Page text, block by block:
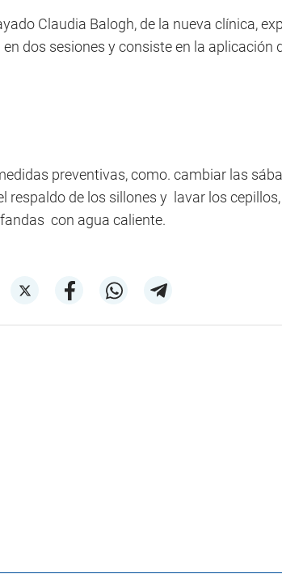
Claudia Balogh, de la nueva clínica,
dos sesiones y consiste en la aplicación
preventivas, como. cambiar las
respaldo de los sillones y lavar los
con agua caliente.